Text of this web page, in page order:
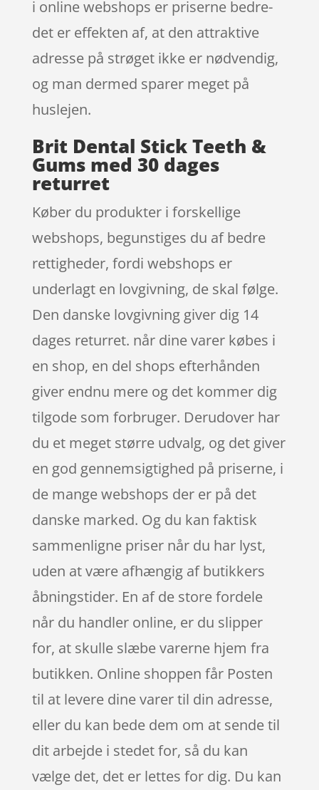
i online webshops er priserne bedre-
det er effekten af, at den attraktive
adresse på strøget ikke er nødvendig,
og man dermed sparer meget på
huslejen.
Brit Dental Stick Teeth &
Gums med 30 dages
returret
Køber du produkter i forskellige
webshops, begunstiges du af bedre
rettigheder, fordi webshops er
underlagt en lovgivning, de skal følge.
Den danske lovgivning giver dig 14
dages returret. når dine varer købes i
en shop, en del shops efterhånden
giver endnu mere og det kommer dig
tilgode som forbruger. Derudover har
du et meget større udvalg, og det giver
en god gennemsigtighed på priserne, i
de mange webshops der er på det
danske marked. Og du kan faktisk
sammenligne priser når du har lyst,
uden at være afhængig af butikkers
åbningstider. En af de store fordele
når du handler online, er du slipper
for, at skulle slæbe varerne hjem fra
butikken. Online shoppen får Posten
til at levere dine varer til din adresse,
eller du kan bede dem om at sende til
dit arbejde i stedet for, så du kan
vælge det, det er lettes for dig. Du kan